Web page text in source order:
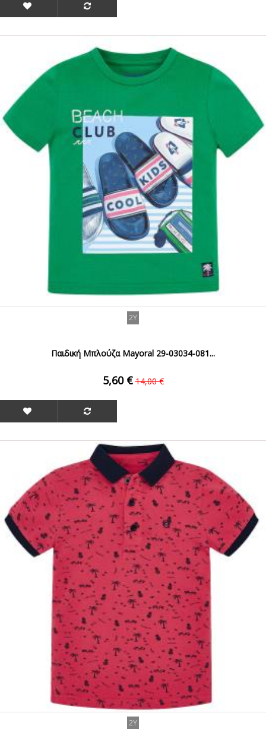
2Y
Παιδική Μπλούζα Mayoral 29-03034-081...
5,60 € 14,00 €
2Y